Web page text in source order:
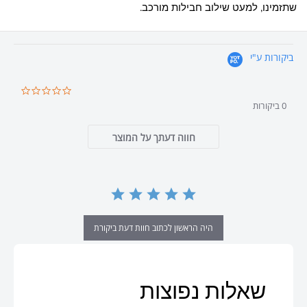
שתזמינו, למעט שילוב חבילות מורכב.
ביקורות ע"י
0 ביקורות
חווה דעתך על המוצר
היה הראשון לכתוב חוות דעת ביקורת
שאלות נפוצות